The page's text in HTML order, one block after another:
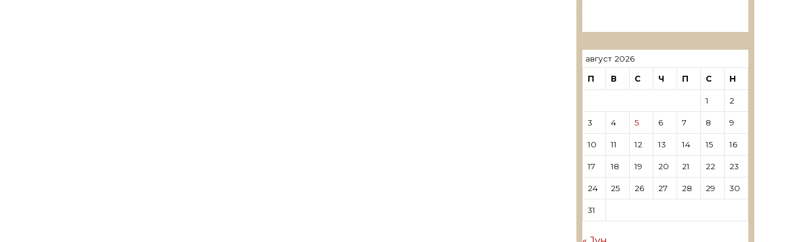
август 2026
П В С Ч П С Н
1 2
3 4 5 6 7 8 9
10 11 12 13 14 15 16
17 18 19 20 21 22 23
24 25 26 27 28 29 30
31